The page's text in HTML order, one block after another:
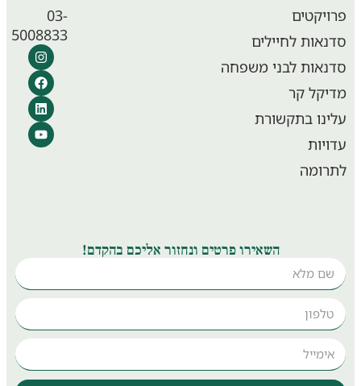
השאירו פרטים ונחזור אליכם בהקדם!
לחיילים
לבני משפחה
קר
בתקשורת
5008833